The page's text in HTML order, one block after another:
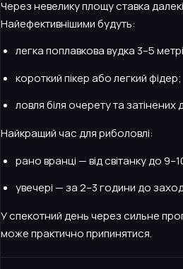
Через невелику площу ставка
Найефективнішими будуть:
легка поплавкова вудка 3–5
короткий пікер або легкий фідер;
ловля біля очерету та затінених
Найкращий час для риболовлі:
рано вранці — від світанку до
увечері — за 2–3 години до
У спекотний день через сильне
може практично припинятися.